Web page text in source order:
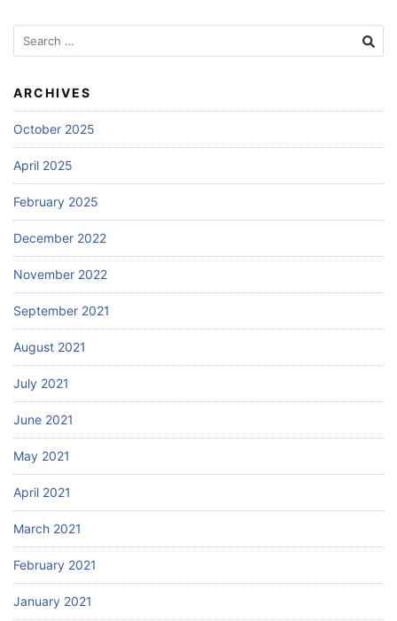
Search
for:
ARCHIVES
October 2025
April 2025
February 2025
December 2022
November 2022
September 2021
August 2021
July 2021
June 2021
May 2021
April 2021
March 2021
February 2021
January 2021